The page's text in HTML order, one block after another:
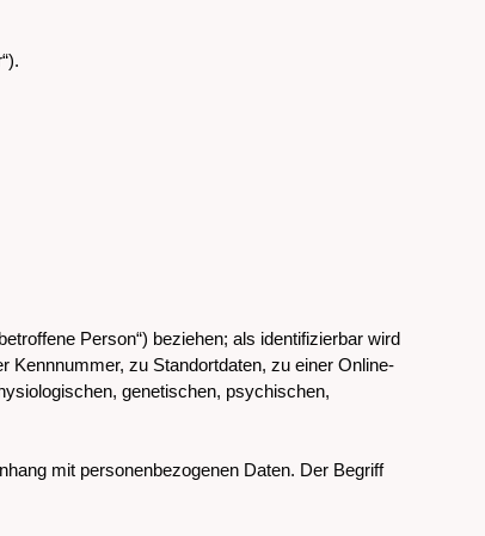
Person“) beziehen; als identifizierbar wird
Kennnummer, zu Standortdaten, zu einer Online-
genetischen, psychischen,
mit personenbezogenen Daten. Der Begriff